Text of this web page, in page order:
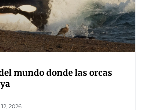
mundo donde las orcas
2026